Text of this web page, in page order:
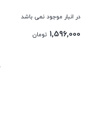
در انبار موجود نمی باشد
1,596,000 تومان